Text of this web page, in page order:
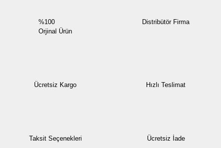
%100
Orjinal Ürün
Distribütör Firma
Ücretsiz Kargo Hızlı Teslimat
Taksit Seçenekleri Ücretsiz İade